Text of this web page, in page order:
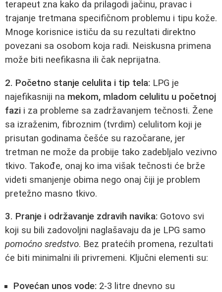
terapeut zna kako da prilagodi jačinu, pravac i
trajanje tretmana specifičnom problemu i tipu kože.
Mnoge korisnice ističu da su rezultati direktno
povezani sa osobom koja radi. Neiskusna primena
može biti neefikasna ili čak neprijatna.
2. Početno stanje celulita i tip tela: LPG je
najefikasniji na mekom, mladom celulitu u početnoj
fazi i za probleme sa zadržavanjem tečnosti. Žene
sa izraženim, fibroznim (tvrdim) celulitom koji je
prisutan godinama češće su razočarane, jer
tretman ne može da probije tako zadebljalo vezivno
tkivo. Takođe, onaj ko ima višak tečnosti će brže
videti smanjenje obima nego onaj čiji je problem
pretežno masno tkivo.
3. Pranje i održavanje zdravih navika: Gotovo svi
koji su bili zadovoljni naglašavaju da je LPG samo
pomoćno sredstvo. Bez pratećih promena, rezultati
će biti minimalni ili privremeni. Ključni elementi su:
Povećan unos vode: 2-3 litre dnevno su